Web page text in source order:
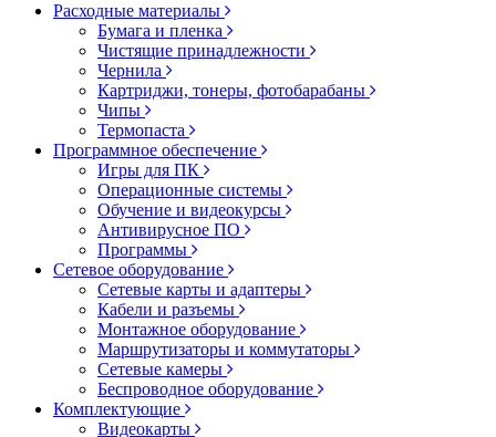
Расходные материалы
Бумага и пленка
Чистящие принадлежности
Чернила
Картриджи, тонеры, фотобарабаны
Чипы
Термопаста
Программное обеспечение
Игры для ПК
Операционные системы
Обучение и видеокурсы
Антивирусное ПО
Программы
Сетевое оборудование
Сетевые карты и адаптеры
Кабели и разъемы
Монтажное оборудование
Маршрутизаторы и коммутаторы
Сетевые камеры
Беспроводное оборудование
Комплектующие
Видеокарты